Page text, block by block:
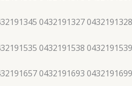
0432191327
0432191538
0432191693